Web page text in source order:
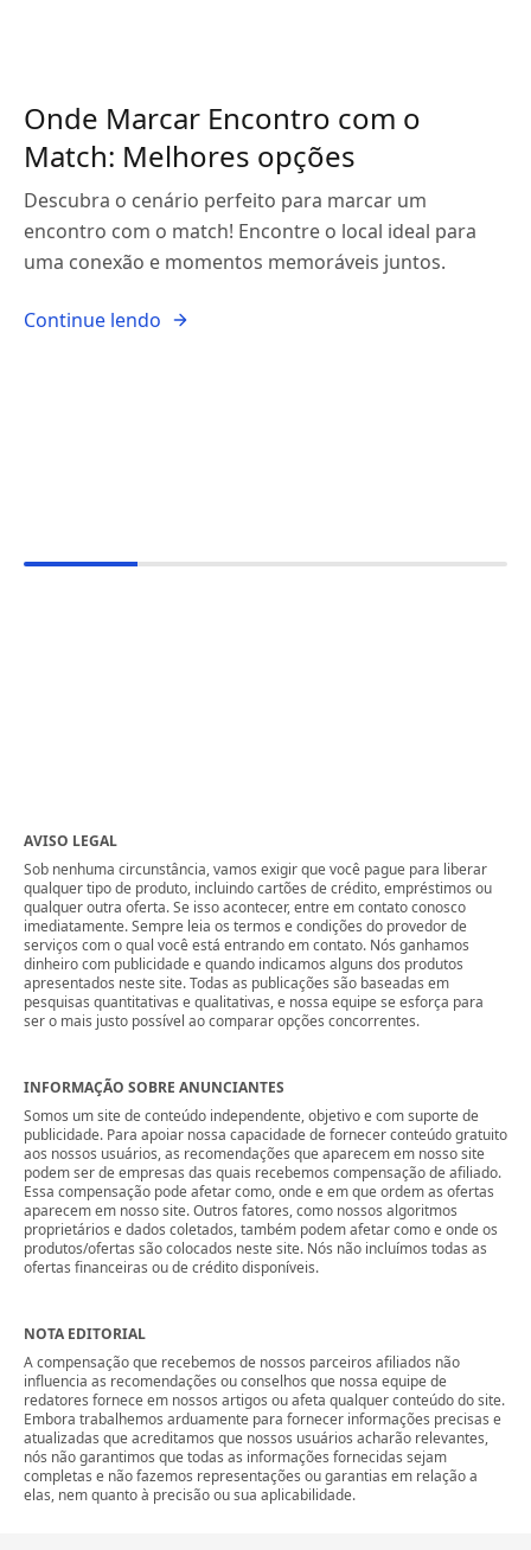
Onde Marcar Encontro com o
Match: Melhores opções
Descubra o cenário perfeito para marcar um
encontro com o match! Encontre o local ideal para
uma conexão e momentos memoráveis juntos.
Continue lendo
AVISO LEGAL
Sob nenhuma circunstância, vamos exigir que você pague para liberar
qualquer tipo de produto, incluindo cartões de crédito, empréstimos ou
qualquer outra oferta. Se isso acontecer, entre em contato conosco
imediatamente. Sempre leia os termos e condições do provedor de
serviços com o qual você está entrando em contato. Nós ganhamos
dinheiro com publicidade e quando indicamos alguns dos produtos
apresentados neste site. Todas as publicações são baseadas em
pesquisas quantitativas e qualitativas, e nossa equipe se esforça para
ser o mais justo possível ao comparar opções concorrentes.
INFORMAÇÃO SOBRE ANUNCIANTES
Somos um site de conteúdo independente, objetivo e com suporte de
publicidade. Para apoiar nossa capacidade de fornecer conteúdo gratuito
aos nossos usuários, as recomendações que aparecem em nosso site
podem ser de empresas das quais recebemos compensação de afiliado.
Essa compensação pode afetar como, onde e em que ordem as ofertas
aparecem em nosso site. Outros fatores, como nossos algoritmos
proprietários e dados coletados, também podem afetar como e onde os
produtos/ofertas são colocados neste site. Nós não incluímos todas as
ofertas financeiras ou de crédito disponíveis.
NOTA EDITORIAL
A compensação que recebemos de nossos parceiros afiliados não
influencia as recomendações ou conselhos que nossa equipe de
redatores fornece em nossos artigos ou afeta qualquer conteúdo do site.
Embora trabalhemos arduamente para fornecer informações precisas e
atualizadas que acreditamos que nossos usuários acharão relevantes,
nós não garantimos que todas as informações fornecidas sejam
completas e não fazemos representações ou garantias em relação a
elas, nem quanto à precisão ou sua aplicabilidade.